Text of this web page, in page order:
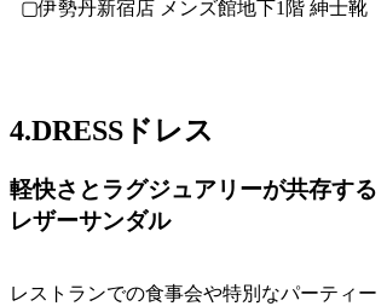
▢伊勢丹新宿店 メンズ館地下1階 紳士靴
4.DRESSドレス
軽快さとラグジュアリーが共存する
レザーサンダル
レストランでの食事会や特別なパーティー